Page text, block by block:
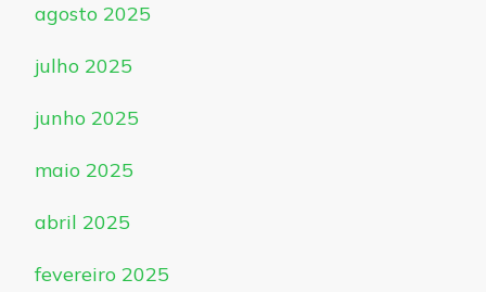
agosto 2025
julho 2025
junho 2025
maio 2025
abril 2025
fevereiro 2025